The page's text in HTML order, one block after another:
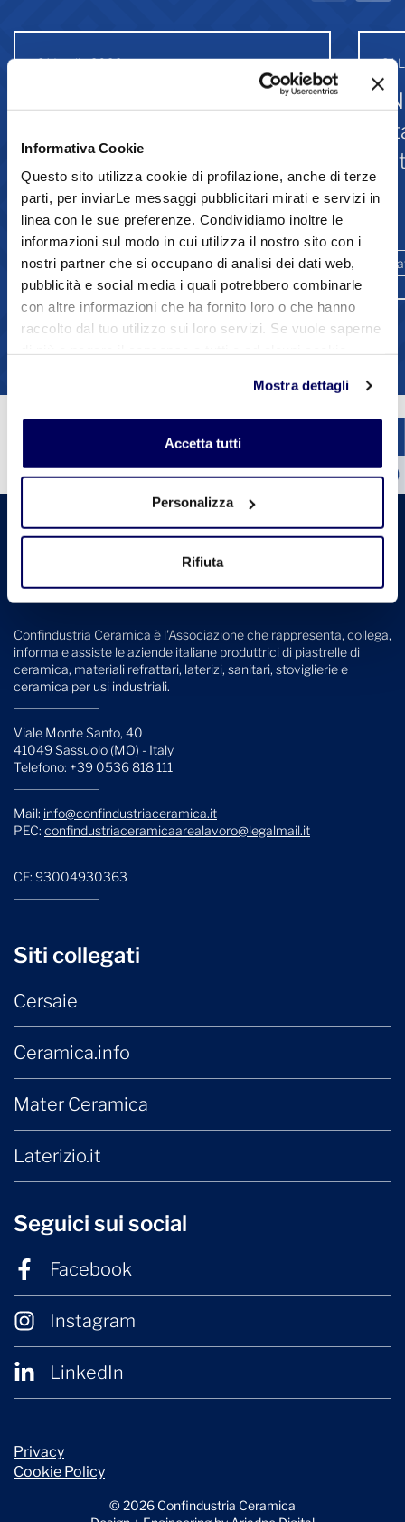
Informativa Cookie
Questo sito utilizza cookie di profilazione, anche di terze
parti, per inviarLe messaggi pubblicitari mirati e servizi in
linea con le sue preferenze. Condividiamo inoltre le
informazioni sul modo in cui utilizza il nostro sito con i
nostri partner che si occupano di analisi dei dati web,
pubblicità e social media i quali potrebbero combinarle
con altre informazioni che ha fornito loro o che hanno
raccolto dal tuo utilizzo sui loro servizi. Se vuole saperne
sul tasto "Accetta tutti". Se non vuole i cookie di
profilazione può negare il consenso sul tasto "Rifiuta".
Mostra dettagli
Accetta tutti
Personalizza
Rifiuta
31 Luglio 2026
Comunicazione
Ambiente e sostenibilità Promozione
31
1 2 3 4
Confindustria Ceramica è l'Associazione che rappresenta, collega,
informa e assiste le aziende italiane produttrici di piastrelle di
ceramica, materiali refrattari, laterizi, sanitari, stoviglierie e
ceramica per usi industriali.
Viale Monte Santo, 40
41049 Sassuolo (MO) - Italy
Telefono: +39 0536 818 111
Mail: info@confindustriaceramica.it
PEC: confindustriaceramicaarealavoro@legalmail.it
CF: 93004930363
Siti collegati
Cersaie
Ceramica.info
Mater Ceramica
Laterizio.it
Seguici sui social
Facebook
Instagram
LinkedIn
Privacy
Cookie Policy
© 2026 Confindustria Ceramica